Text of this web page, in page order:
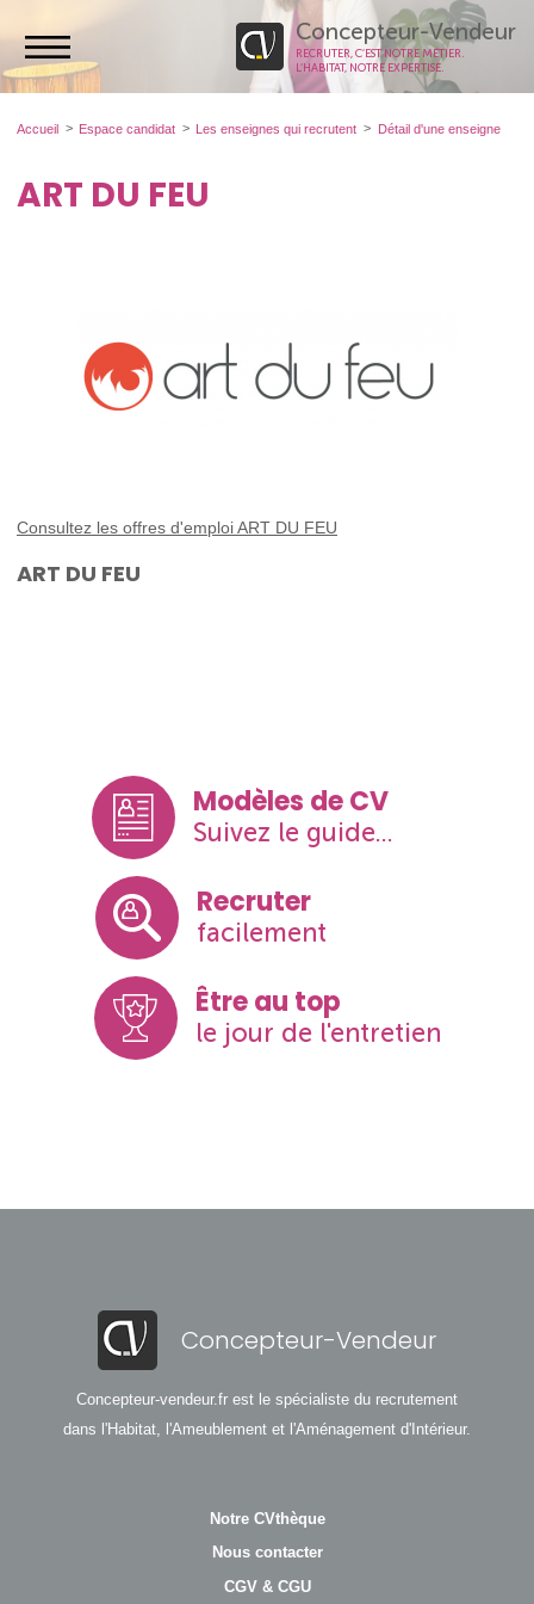
Concepteur-Vendeur
RECRUTER, C’EST NOTRE MÉTIER.
L’HABITAT, NOTRE EXPERTISE.
Accueil Espace candidat Les enseignes qui recrutent Détail d'une enseigne
ART DU FEU
Consultez les offres d'emploi ART DU FEU
ART DU FEU
Modèles de CV
Suivez le guide...
Recruter
facilement
Être au top
le jour de l'entretien
Concepteur-Vendeur
Concepteur-vendeur.fr est le spécialiste du recrutement
dans l'Habitat, l'Ameublement et l'Aménagement d'Intérieur.
Notre CVthèque
Nous contacter
CGV & CGU